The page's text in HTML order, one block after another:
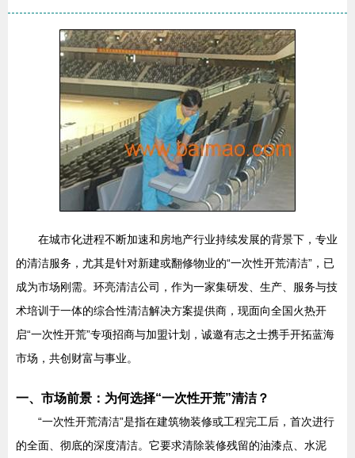
在城市化进程不断加速和房地产行业持续发展的背景下，专业
的清洁服务，尤其是针对新建或翻修物业的“一次性开荒清洁”，已
成为市场刚需。环亮清洁公司，作为一家集研发、生产、服务与技
术培训于一体的综合性清洁解决方案提供商，现面向全国火热开
启“一次性开荒”专项招商与加盟计划，诚邀有志之士携手开拓蓝海
市场，共创财富与事业。
一、市场前景：为何选择“一次性开荒”清洁？
“一次性开荒清洁”是指在建筑物装修或工程完工后，首次进行
的全面、彻底的深度清洁。它要求清除装修残留的油漆点、水泥